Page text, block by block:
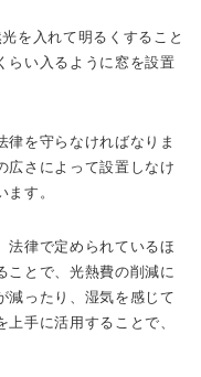
を入れて明るくすること
らい入るように窓を設置
律を守らなければなりま
広さによって設置しなけ
す。
法律で定められているほ
ことで、光熱費の削減に
減ったり、湿気を感じて
手に活用することで、